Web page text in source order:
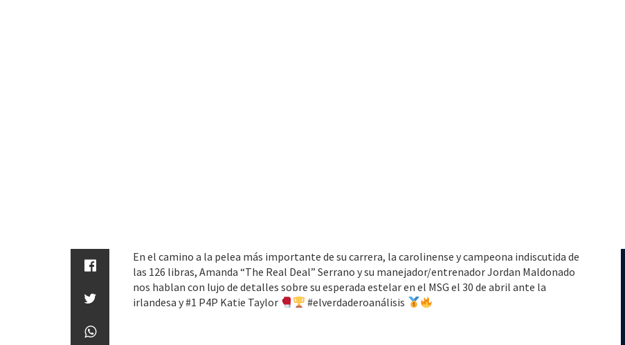
En el camino a la pelea más importante de su carrera, la carolinense y campeona indiscutida de
las 126 libras, Amanda “The Real Deal” Serrano y su manejador/entrenador Jordan Maldonado
nos hablan con lujo de detalles sobre su esperada estelar en el MSG el 30 de abril ante la
irlandesa y #1 P4P Katie Taylor
#elverdaderoanálisis